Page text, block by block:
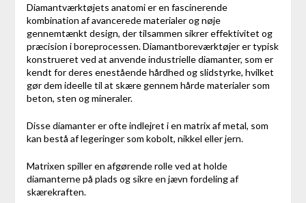
Diamantværktøjets anatomi er en fascinerende
kombination af avancerede materialer og nøje
gennemtænkt design, der tilsammen sikrer effektivitet og
præcision i boreprocessen. Diamantboreværktøjer er typisk
konstrueret ved at anvende industrielle diamanter, som er
kendt for deres enestående hårdhed og slidstyrke, hvilket
gør dem ideelle til at skære gennem hårde materialer som
beton, sten og mineraler.
Disse diamanter er ofte indlejret i en matrix af metal, som
kan bestå af legeringer som kobolt, nikkel eller jern.
Matrixen spiller en afgørende rolle ved at holde
diamanterne på plads og sikre en jævn fordeling af
skærekraften.